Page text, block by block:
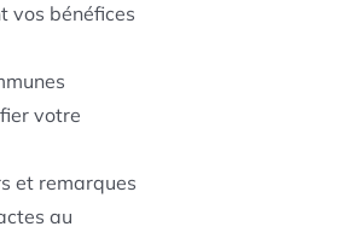
vos bénéfices
votre
et remarques
au